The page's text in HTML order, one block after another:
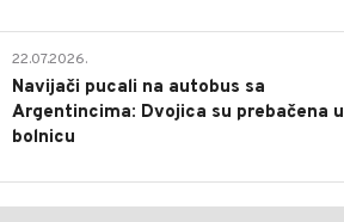
22.07.2026.
Navijači pucali na autobus sa
Argentincima: Dvojica su prebačena u
bolnicu